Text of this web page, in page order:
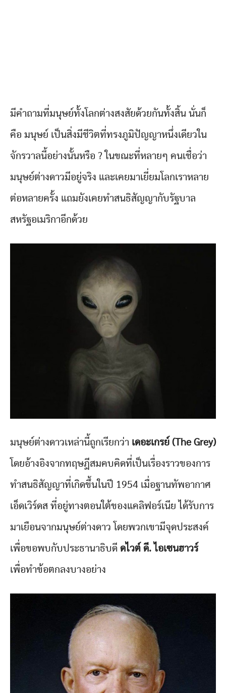
มีคำถามที่มนุษย์ทั้งโลกต่างสงสัยด้วยกันทั้งสิ้น นั่นก็
คือ มนุษย์ เป็นสิ่งมีชีวิตที่ทรงภูมิปัญญาหนึ่งเดียวใน
จักรวาลนี้อย่างนั้นหรือ ? ในขณะที่หลายๆ คนเชื่อว่า
มนุษย์ต่างดาวมีอยู่จริง และเคยมาเยี่ยมโลกเราหลาย
ต่อหลายครั้ง แถมยังเคยทำสนธิสัญญากับรัฐบาล
สหรัฐอเมริกาอีกด้วย
มนุษย์ต่างดาวเหล่านี้ถูกเรียกว่า เดอะเกรย์ (The Grey)
โดยอ้างอิงจากทฤษฎีสมคบคิดที่เป็นเรื่องราวของการ
ทำสนธิสัญญาที่เกิดขึ้นในปี 1954 เมื่อฐานทัพอากาศ
เอ็ดเวิร์ดส ที่อยู่ทางตอนใต้ของแคลิฟอร์เนีย ได้รับการ
มาเยือนจากมนุษย์ต่างดาว โดยพวกเขามีจุดประสงค์
เพื่อขอพบกับประธานาธิบดี ดไวต์ ดี. ไอเซนฮาวร์
เพื่อทำข้อตกลงบางอย่าง